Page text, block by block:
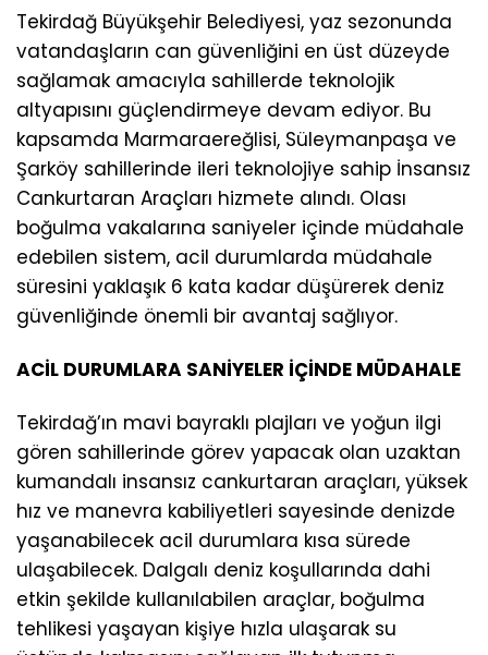
Tekirdağ Büyükşehir Belediyesi, yaz sezonunda
vatandaşların can güvenliğini en üst düzeyde
sağlamak amacıyla sahillerde teknolojik
altyapısını güçlendirmeye devam ediyor. Bu
kapsamda Marmaraereğlisi, Süleymanpaşa ve
Şarköy sahillerinde ileri teknolojiye sahip İnsansız
Cankurtaran Araçları hizmete alındı. Olası
boğulma vakalarına saniyeler içinde müdahale
edebilen sistem, acil durumlarda müdahale
süresini yaklaşık 6 kata kadar düşürerek deniz
güvenliğinde önemli bir avantaj sağlıyor.
ACİL DURUMLARA SANİYELER İÇİNDE MÜDAHALE
Tekirdağ’ın mavi bayraklı plajları ve yoğun ilgi
gören sahillerinde görev yapacak olan uzaktan
kumandalı insansız cankurtaran araçları, yüksek
hız ve manevra kabiliyetleri sayesinde denizde
yaşanabilecek acil durumlara kısa sürede
ulaşabilecek. Dalgalı deniz koşullarında dahi
etkin şekilde kullanılabilen araçlar, boğulma
tehlikesi yaşayan kişiye hızla ulaşarak su